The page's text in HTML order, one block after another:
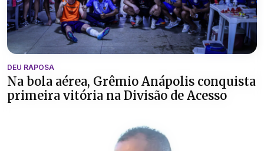
DEU RAPOSA
Na bola aérea, Grêmio Anápolis conquista
primeira vitória na Divisão de Acesso